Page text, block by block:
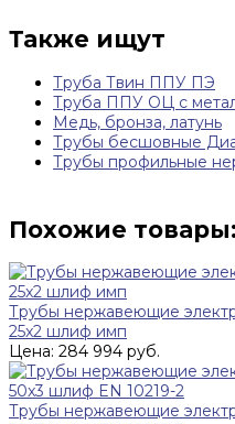
Также ищут
Труба Твин ППУ ПЭ
Труба ППУ ОЦ с
Медь, бронза, латунь
Трубы бесшовные
Трубы профильные
Похожие товары:
Трубы нержавеющие
25x2 шлиф имп
Цена: 284 994 руб.
Трубы нержавеющие